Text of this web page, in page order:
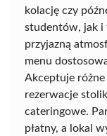
kolację czy
studentów, jak i
przyjazną
menu
Akceptuje
rezerwacje
cateringowe.
płatny, a lokal